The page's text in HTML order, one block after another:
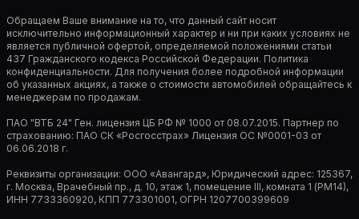
Обращаем Ваше внимание на то, что данный сайт носит
исключительно информационный характер и ни при каких условиях не
является публичной офертой, определяемой положениями статьи
437 Гражданского кодекса Российской Федерации. Политика
конфиденциальности. Для получения более подробной информации
об указанных акциях, а также о стоимости автомобилей обращайтесь к
менеджерам по продажам.
ПАО "ВТБ 24" Ген. лицензия ЦБ РФ № 1000 от 08.07.2015. Партнер по
страхованию: ПАО СК «Росгосстрах» Лицензия ОС №0001-03 от
06.06.2018 г.
Реквизиты организации: ООО «Авангард», Юридический адрес: 125367,
г. Москва, Врачебный пр., д. 10, этаж 1, помещение III, комната 1 (РМ14),
ИНН 7733360920, КПП 773301001, ОГРН 1207700399609